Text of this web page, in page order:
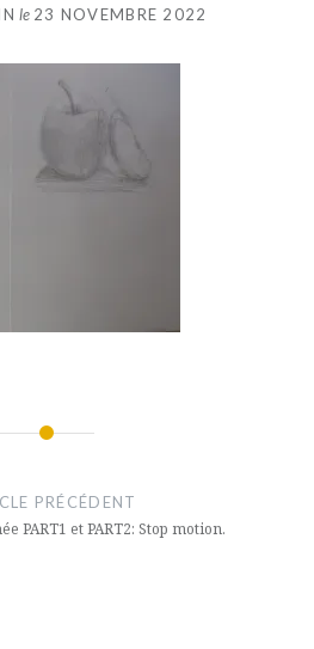
le 23 NOVEMBRE 2022
PRÉCÉDENT
PART1 et PART2: Stop motion.